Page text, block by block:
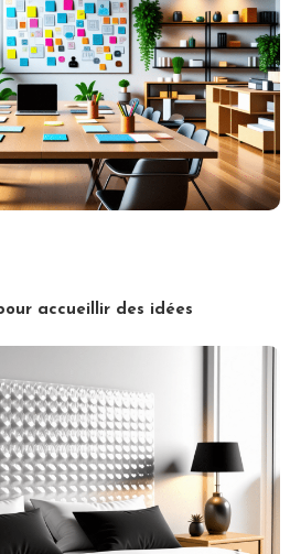
accueillir des idées